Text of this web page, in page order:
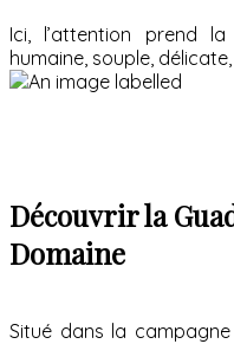
Ici, l’attention prend
humaine, souple, délicate,
Découvrir la
Domaine
Situé dans la